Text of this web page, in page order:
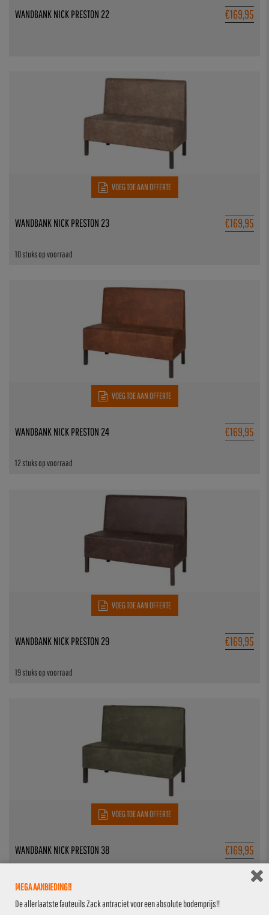
€169,95
WANDBANK NICK PRESTON 22
VOEG TOE AAN OFFERTE
€169,95
10 stuks op voorraad
WANDBANK NICK PRESTON 23
VOEG TOE AAN OFFERTE
€169,95
12 stuks op voorraad
WANDBANK NICK PRESTON 24
VOEG TOE AAN OFFERTE
€169,95
19 stuks op voorraad
WANDBANK NICK PRESTON 29
VOEG TOE AAN OFFERTE
€169,95
32 stuks op voorraad
WANDBANK NICK PRESTON 38
MEGA AANBIEDING!!
De allerlaatste fauteuils Zack antraciet voor een absolute bodemprijs!!